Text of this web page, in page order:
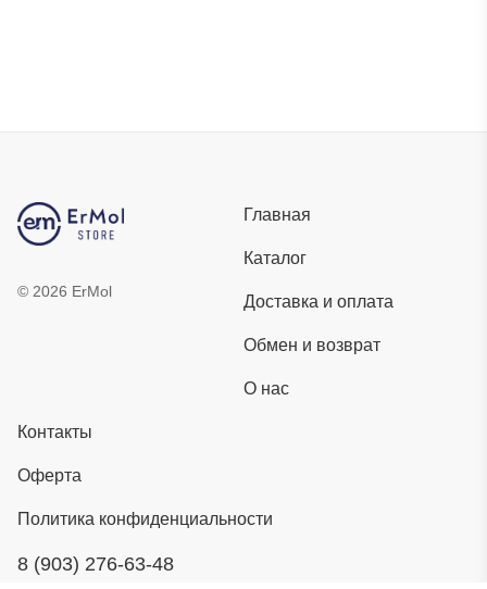
© 2026 ErMol
Главная
Каталог
Доставка и оплата
Обмен и возврат
О нас
Контакты
Оферта
Политика конфиденциальности
8 (903) 276-63-48